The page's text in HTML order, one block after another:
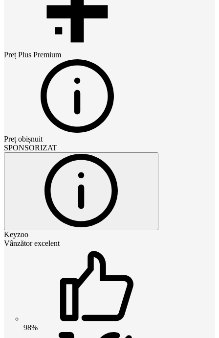
Preț Plus Premium
Preț obișnuit
SPONSORIZAT
Keyzoo
Vânzător excelent
98%